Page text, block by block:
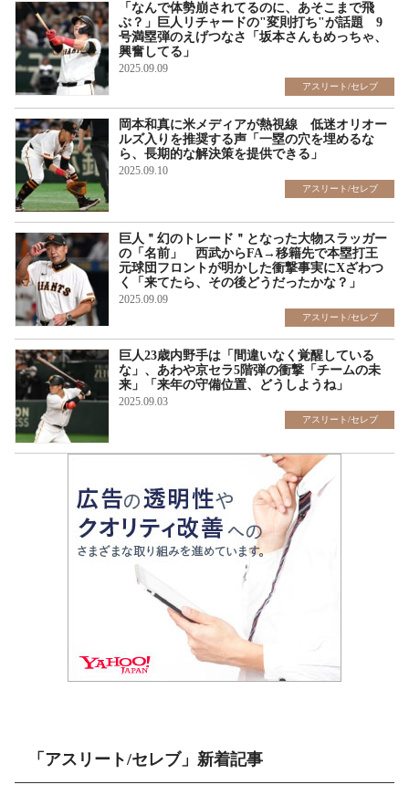
「なんで体勢崩されてるのに、あそこまで飛
ぶ？」巨人リチャードの"変則打ち"が話題 9
号満塁弾のえげつなさ「坂本さんもめっちゃ、
興奮してる」
2025.09.09
アスリート/セレブ
岡本和真に米メディアが熱視線 低迷オリオー
ルズ入りを推奨する声「一塁の穴を埋めるな
ら、長期的な解決策を提供できる」
2025.09.10
アスリート/セレブ
巨人＂幻のトレード＂となった大物スラッガー
の「名前」 西武からFA→移籍先で本塁打王
元球団フロントが明かした衝撃事実にXざわつ
く「来てたら、その後どうだったかな？」
2025.09.09
アスリート/セレブ
巨人23歳内野手は「間違いなく覚醒している
な」、あわや京セラ5階弾の衝撃「チームの未
来」「来年の守備位置、どうしようね」
2025.09.03
アスリート/セレブ
「アスリート/セレブ」新着記事